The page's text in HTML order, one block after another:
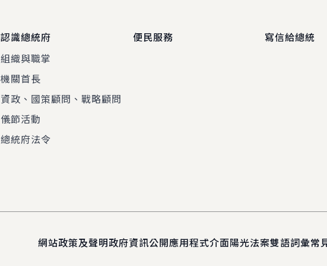
認識總統府
組織與職掌
機關首長
資政、國策顧問、戰略顧問
儀節活動
總統府法令
便民服務 寫信給總統
網站政策及聲明政府資訊公開應用程式介面陽光法案雙語詞彙常